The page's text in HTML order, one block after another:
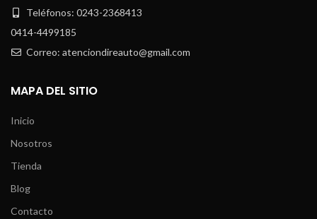
Teléfonos: 0243-2368413
0414-4499185
Correo: atenciondireauto@gmail.com
MAPA DEL SITIO
Inicio
Nosotros
Tienda
Blog
Contacto